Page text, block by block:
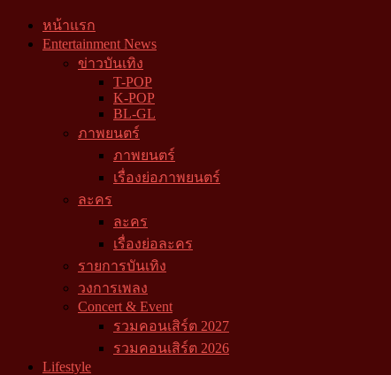
หน้าแรก
Entertainment News
ข่าวบันเทิง
T-POP
K-POP
BL-GL
ภาพยนตร์
ภาพยนตร์
เรื่องย่อภาพยนตร์
ละคร
ละคร
เรื่องย่อละคร
รายการบันเทิง
วงการเพลง
Concert & Event
รวมคอนเสิร์ต 2027
รวมคอนเสิร์ต 2026
Lifestyle